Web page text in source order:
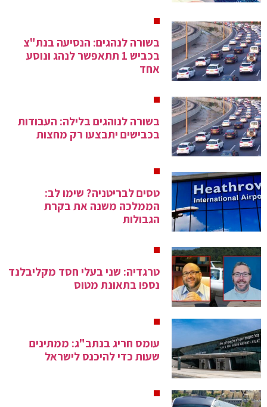
בשורה לנהגים: הנסיעה בנת"צ
בכביש 1 תתאפשר לנהג ונוסע
אחד
בשורה לנוהגים בלילה: העבודות
בכבישים יתבצעו רק מחצות
טסים לבריטניה? שימו לב:
הממלכה משנה את בקרת
הגבולות
טרגדיה: שני בעלי חסד מקליבלנד
נספו בתאונת מטוס
עומס חריג בנתב"ג: ממתינים
שעות כדי להיכנס לישראל